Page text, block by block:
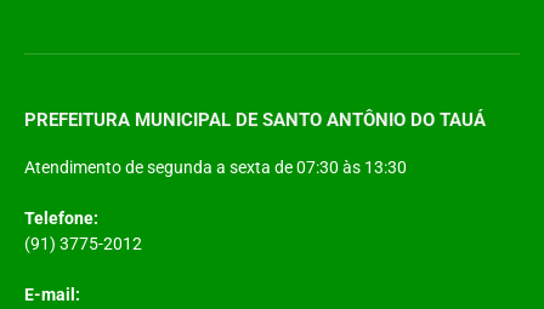
PREFEITURA MUNICIPAL DE SANTO ANTÔNIO DO TAUÁ
Atendimento de segunda a sexta de 07:30 às 13:30
Telefone:
(91) 3775-2012
E-mail: